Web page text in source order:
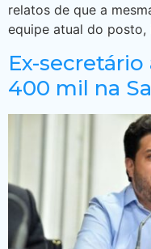
relatos de que a
equipe atual do posto,
Ex-
400 mil na